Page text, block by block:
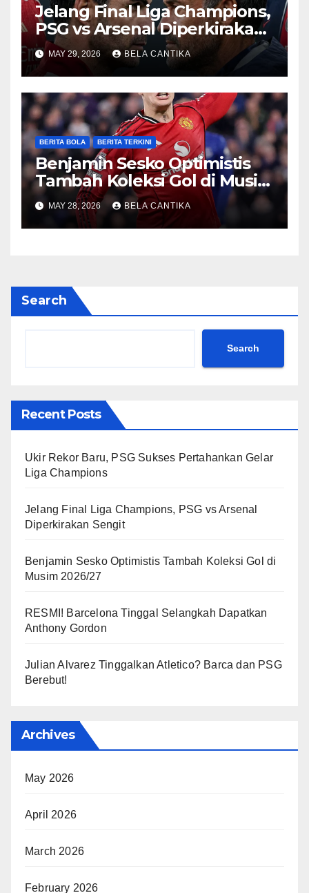
Jelang Final Liga Champions,
PSG vs Arsenal Diperkirakan
Sengit
MAY 29, 2026 BELA CANTIKA
BERITA BOLA BERITA TERKINI
Benjamin Sesko Optimistis
Tambah Koleksi Gol di Musim
2026/27
MAY 28, 2026 BELA CANTIKA
Search
Search
Recent Posts
Ukir Rekor Baru, PSG Sukses Pertahankan Gelar
Liga Champions
Jelang Final Liga Champions, PSG vs Arsenal
Diperkirakan Sengit
Benjamin Sesko Optimistis Tambah Koleksi Gol di
Musim 2026/27
RESMI! Barcelona Tinggal Selangkah Dapatkan
Anthony Gordon
Julian Alvarez Tinggalkan Atletico? Barca dan PSG
Berebut!
Archives
May 2026
April 2026
March 2026
February 2026